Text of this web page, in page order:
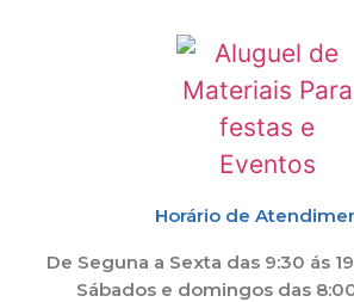
Horário de
De Seguna a Sexta das 9:30 ás
Sábados e domingos das